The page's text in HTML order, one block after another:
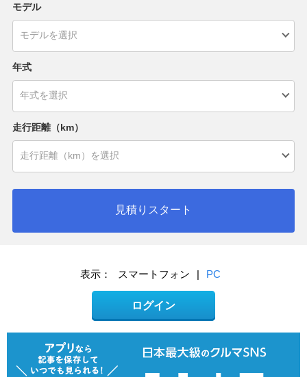
モデル
年式
走行距離（km）
見積りスタート
表示： スマートフォン | PC
ログイン